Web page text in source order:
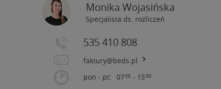
Monika Wojasińska
Specjalista ds. rozliczeń
535 410 808
faktury@beds.pl
pon - pt: 0700 - 1500